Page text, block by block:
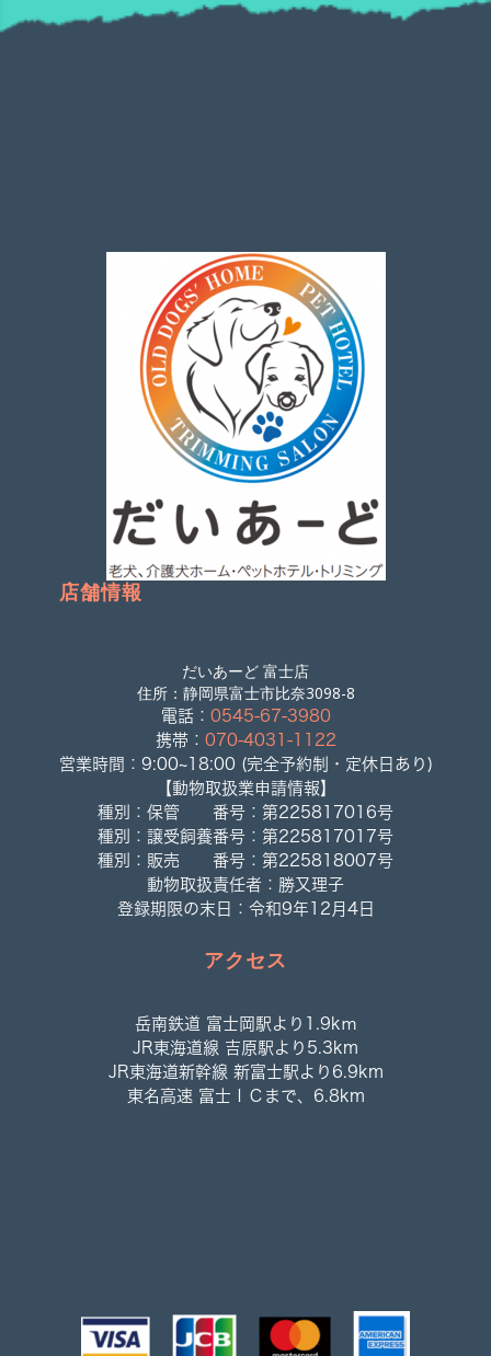
店舗情報
だいあーど 富士店
住所：静岡県富士市比奈3098-8
電話： 0545-67-3980
携帯： 070-4031-1122
営業時間：9:00~18:00 (完全予約制・定休日あり)
【動物取扱業申請情報】
種別：保管 番号：第225817016号
種別：譲受飼養番号：第225817017号
種別：販売 番号：第225818007号
動物取扱責任者：勝又理子
登録期限の末日：令和9年12月4日
アクセス
岳南鉄道 富士岡駅より1.9kｍ
JR東海道線 吉原駅より5.3km
JR東海道新幹線 新富士駅より6.9km
東名高速 富士ＩＣまで、6.8km